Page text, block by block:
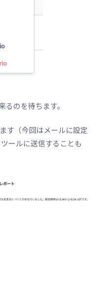
るのを待ちます。
す（今回はメールに設定
ールに送信することも